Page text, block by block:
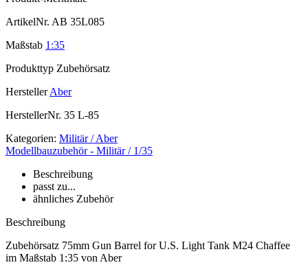
ArtikelNr. AB 35L085
Maßstab 1:35
Produkttyp Zubehörsatz
Hersteller Aber
HerstellerNr. 35 L-85
Kategorien: Militär / Aber
Modellbauzubehör - Militär / 1/35
Beschreibung
passt zu...
ähnliches Zubehör
Beschreibung
Zubehörsatz 75mm Gun Barrel for U.S. Light Tank M24 Chaffee
im Maßstab 1:35 von Aber